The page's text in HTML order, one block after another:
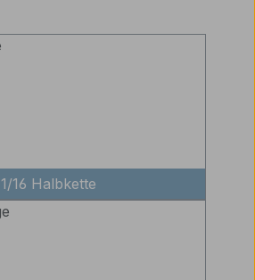
1/16 Halbkette